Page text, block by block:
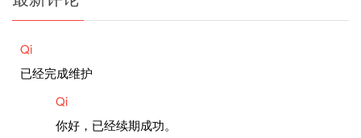
Qi
已经完成维护
Qi
你好，已经续期成功。